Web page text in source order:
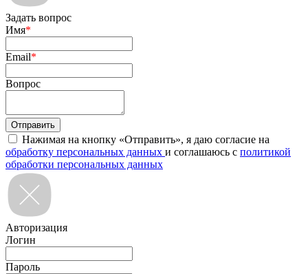
Задать вопрос
Имя*
Email*
Вопрос
Нажимая на кнопку «Отправить», я даю согласие на
обработку персональных данных и соглашаюсь с политикой
обработки персональных данных
Авторизация
Логин
Пароль